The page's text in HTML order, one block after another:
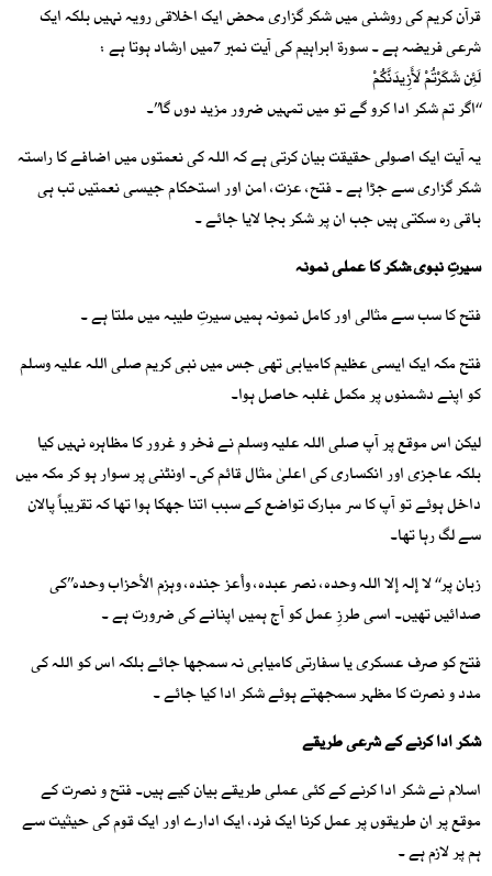
قرآن کریم کی روشنی میں شکر گزاری محض ایک اخلاقی رویہ نہیں بلکہ ایک
شرعی فریضہ ہے ۔ سورۃ ابراہیم کی آیت نمبر 7میں ارشاد ہوتا ہے :
لَئِن شَکَرْتُمْ لَأَزِیدَنَّکُمْ
‘‘اگر تم شکر ادا کرو گے تو میں تمہیں ضرور مزید دوں گا’’۔
یہ آیت ایک اصولی حقیقت بیان کرتی ہے کہ اللہ کی نعمتوں میں اضافے کا راستہ
شکر گزاری سے جڑا ہے ۔ فتح، عزت، امن اور استحکام جیسی نعمتیں تب ہی
باقی رہ سکتی ہیں جب ان پر شکر بجا لایا جائے ۔
سیرتِ نبوی:شکر کا عملی نمونہ
فتح کا سب سے مثالی اور کامل نمونہ ہمیں سیرتِ طیبہ میں ملتا ہے ۔
فتح مکہ ایک ایسی عظیم کامیابی تھی جس میں نبی کریم صلی اللہ علیہ وسلم
کو اپنے دشمنوں پر مکمل غلبہ حاصل ہوا۔
لیکن اس موقع پر آپ صلی اللہ علیہ وسلم نے فخر و غرور کا مظاہرہ نہیں کیا
بلکہ عاجزی اور انکساری کی اعلیٰ مثال قائم کی۔ اونٹنی پر سوار ہو کر مکہ میں
داخل ہوئے تو آپ کا سر مبارک تواضع کے سبب اتنا جھکا ہوا تھا کہ تقریباً پالان
سے لگ رہا تھا۔
زبان پر‘‘ لا إلہ إلا اللہ وحدہ، نصر عبدہ، وأعز جندہ، وہزم الأحزاب وحدہ’’کی
صدائیں تھیں۔ اسی طرزِ عمل کو آج ہمیں اپنانے کی ضرورت ہے ۔
فتح کو صرف عسکری یا سفارتی کامیابی نہ سمجھا جائے بلکہ اس کو اللہ کی
مدد و نصرت کا مظہر سمجھتے ہوئے شکر ادا کیا جائے ۔
شکر ادا کرنے کے شرعی طریقے
اسلام نے شکر ادا کرنے کے کئی عملی طریقے بیان کیے ہیں۔ فتح و نصرت کے
موقع پر ان طریقوں پر عمل کرنا ایک فرد، ایک ادارے اور ایک قوم کی حیثیت سے
ہم پر لازم ہے ۔